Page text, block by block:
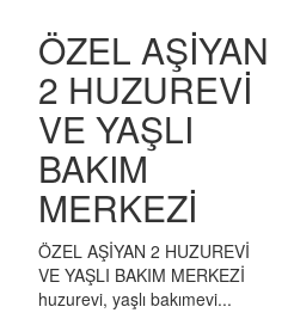
ÖZEL AŞİYAN
2 HUZUREVİ
VE YAŞLI
BAKIM
MERKEZİ
ÖZEL AŞİYAN 2 HUZUREVİ
VE YAŞLI BAKIM MERKEZİ
huzurevi, yaşlı bakımevi...